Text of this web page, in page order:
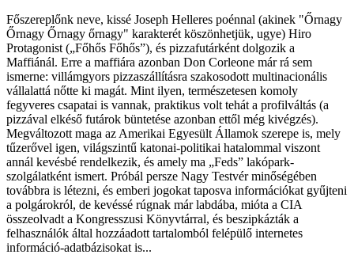
Főszereplőnk neve, kissé Joseph Helleres poénnal (akinek "Őrnagy
Őrnagy Őrnagy őrnagy" karakterét köszönhetjük, ugye) Hiro
Protagonist („Főhős Főhős”), és pizzafutárként dolgozik a
Maffiánál. Erre a maffiára azonban Don Corleone már rá sem
ismerne: villámgyors pizzaszállításra szakosodott multinacionális
vállalattá nőtte ki magát. Mint ilyen, természetesen komoly
fegyveres csapatai is vannak, praktikus volt tehát a profilváltás (a
pizzával elkéső futárok büntetése azonban ettől még kivégzés).
Megváltozott maga az Amerikai Egyesült Államok szerepe is, mely
tűzerővel igen, világszintű katonai-politikai hatalommal viszont
annál kevésbé rendelkezik, és amely ma „Feds” lakópark-
szolgálatként ismert. Próbál persze Nagy Testvér minőségében
továbbra is létezni, és emberi jogokat taposva információkat gyűjteni
a polgárokról, de kevéssé rúgnak már labdába, mióta a CIA
összeolvadt a Kongresszusi Könyvtárral, és beszipkázták a
felhasználók által hozzáadott tartalomból felépülő internetes
információ-adatbázisokat is...